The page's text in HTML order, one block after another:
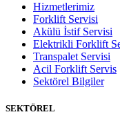
Hizmetlerimiz
Forklift Servisi
Akülü İstif Servisi
Elektrikli Forklift
Transpalet Servisi
Acil Forklift Servis
Sektörel Bilgiler
SEKTÖREL